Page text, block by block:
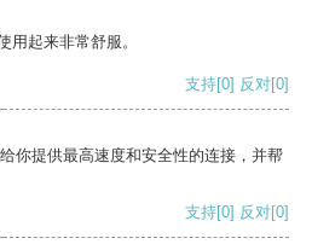
用起来非常舒服。
支持[0] 反对[0]
你提供最高速度和安全性的连接，并帮
支持[0] 反对[0]